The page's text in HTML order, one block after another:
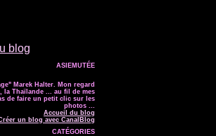
blog
ASIEMUTÉE
Marek Halter. Mon regard
la Thaïlande ... au fil de mes
de faire un petit clic sur les
photos ...
Accueil du blog
un blog avec CanalBlog
CATÉGORIES